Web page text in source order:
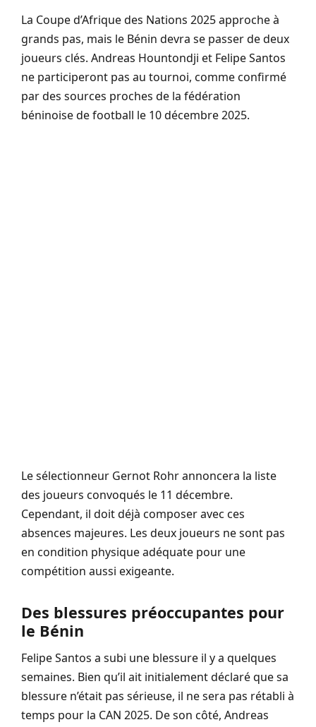
La Coupe d’Afrique des Nations 2025 approche à
grands pas, mais le Bénin devra se passer de deux
joueurs clés. Andreas Hountondji et Felipe Santos
ne participeront pas au tournoi, comme confirmé
par des sources proches de la fédération
béninoise de football le 10 décembre 2025.
Le sélectionneur Gernot Rohr annoncera la liste
des joueurs convoqués le 11 décembre.
Cependant, il doit déjà composer avec ces
absences majeures. Les deux joueurs ne sont pas
en condition physique adéquate pour une
compétition aussi exigeante.
Des blessures préoccupantes pour
le Bénin
Felipe Santos a subi une blessure il y a quelques
semaines. Bien qu’il ait initialement déclaré que sa
blessure n’était pas sérieuse, il ne sera pas rétabli à
temps pour la CAN 2025. De son côté, Andreas